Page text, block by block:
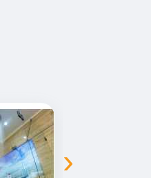
›